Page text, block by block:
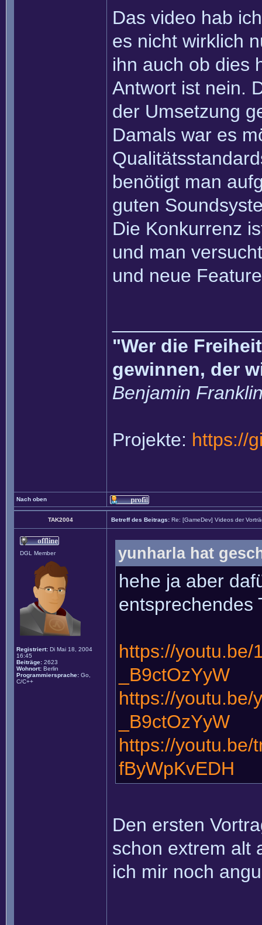
Das video hab
es nicht wirklich
ihn auch ob dies
Antwort ist nein.
der Umsetzung
Damals war es
benötigt man
guten
Die Konkurrenz
und man
und neue
"Wer die
gewinnen, der
Benjamin
Projekte: https://
Nach oben
TAK2004 Betreff des Beitrags: Re: [GameDev] Videos der
DGL Member
Registriert: Di Mai 18, 2004
16:45
Beiträge: 2623
Wohnort: Berlin
Programmiersprache: Go,
C/C++
yunharla hat
hehe ja aber
entsprechendes
https://youtu.be/
_B9ctOzYyW
https://youtu.be/
_B9ctOzYyW
https://youtu.be/
fByWpKvEDH
Den ersten
schon extrem alt
ich mir noch